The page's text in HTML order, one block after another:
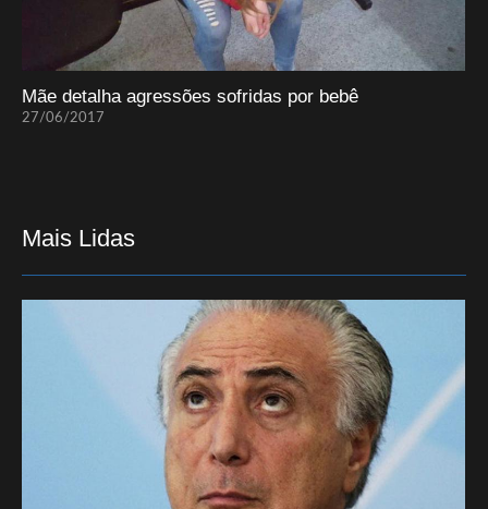
Mãe detalha agressões sofridas por bebê
27/06/2017
Mais Lidas